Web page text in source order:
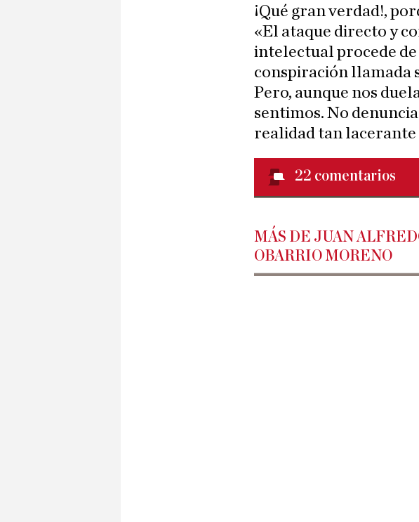
¡Qué gran verdad!,
«El ataque directo y
intelectual procede
conspiración llamada
Pero, aunque nos
sentimos. No
realidad tan lacerante
22 comentarios
MÁS DE JUAN
OBARRIO MORENO